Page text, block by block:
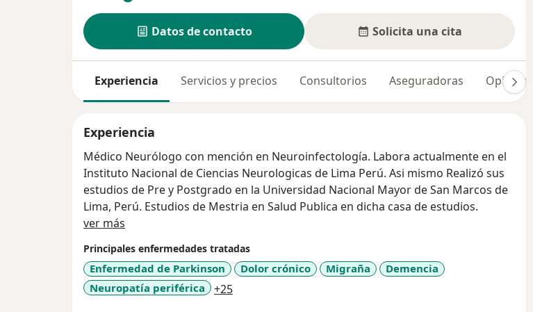
Datos de contacto Solicita una cita
Experiencia Servicios y precios Consultorios Aseguradoras Opiniones
Experiencia
Médico Neurólogo con mención en Neuroinfectología. Labora actualmente en el
Instituto Nacional de Ciencias Neurologicas de Lima Perú. Asi mismo Realizó sus
estudios de Pre y Postgrado en la Universidad Nacional Mayor de San Marcos de
Lima, Perú. Estudios de Mestria en Salud Publica en dicha casa de estudios.
ver más
Principales enfermedades tratadas
Enfermedad de Parkinson Dolor crónico Migraña
Demencia
Neuropatía periférica
+25a11y_sr_more_diseases